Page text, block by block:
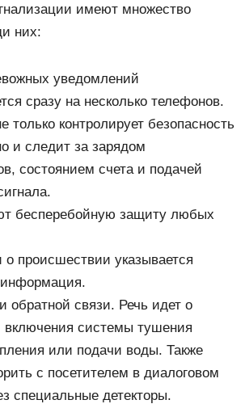
имеют множество
них:
уведомлений
сразу на несколько телефонов.
только контролирует безопасность
и следит за зарядом
состоянием счета и подачей
бесперебойную защиту любых
происшествии указывается
информация.
обратной связи. Речь идет о
включения системы тушения
или подачи воды. Также
с посетителем в диалоговом
специальные детекторы.